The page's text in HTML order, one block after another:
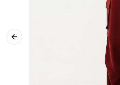
Previous slide